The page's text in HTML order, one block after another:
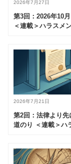
2026年7月27日
第3回：2026年10
＜連載＞ハラスメ
2026年7月21日
第2回：法律より
道のり ＜連載＞ハ